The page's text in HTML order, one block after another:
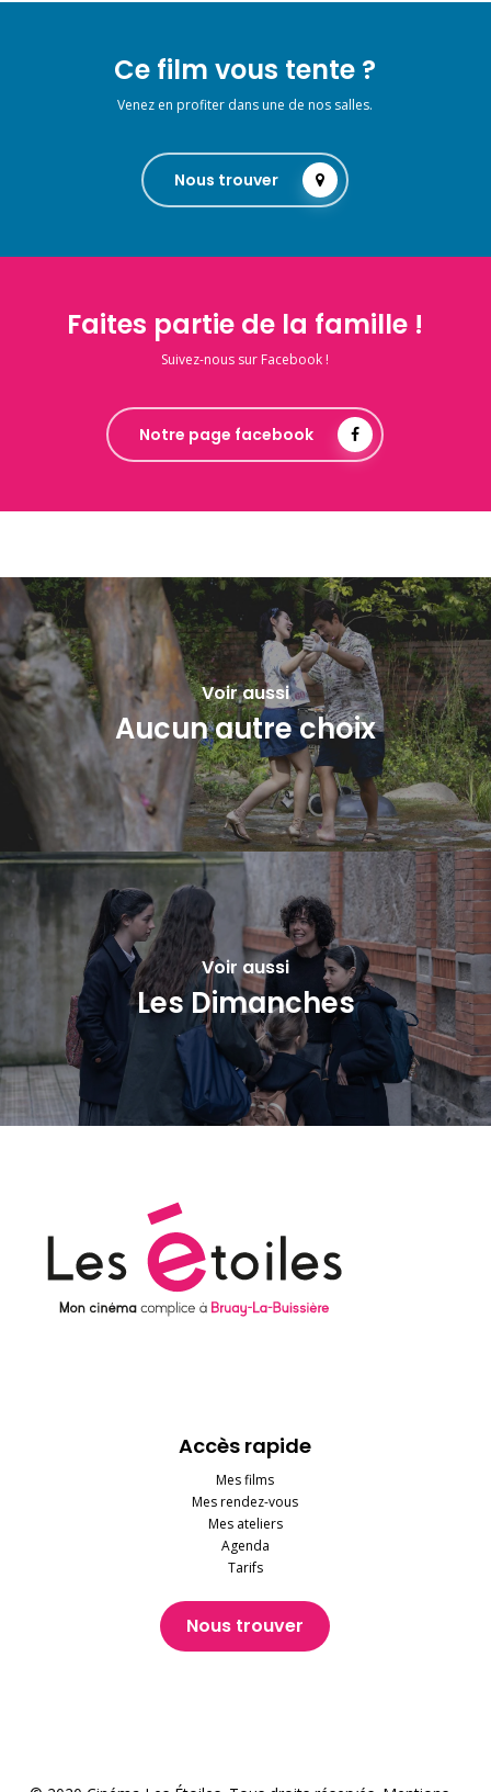
Ce film vous tente ?
Venez en profiter dans une de nos salles.
Nous trouver
Faites partie de la famille !
Suivez-nous sur Facebook !
Notre page facebook
Voir aussi
Aucun autre choix
Voir aussi
Les Dimanches
Accès rapide
Mes films
Mes rendez-vous
Mes ateliers
Agenda
Tarifs
Nous trouver